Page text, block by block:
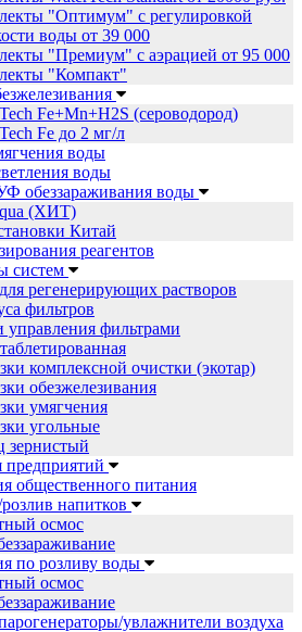
"Оптимум" с регулировкой
воды от 39 000
"Премиум" с аэрацией от 95 000
"Компакт"
Fe+Mn+H2S (сероводород)
Fe до 2 мг/л
воды
воды
обеззараживания воды
(ХИТ)
Китай
реагентов
систем
регенерирующих растворов
фильтров
управления фильтрами
комплексной очистки (экотар)
обезжелезивания
умягчения
угольные
зернистый
предприятий
общественного питания
напитков
осмос
по розливу воды
осмос
увлажнители воздуха